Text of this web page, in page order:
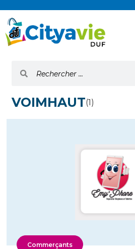
VOIMHAUT(1)
Commerçants